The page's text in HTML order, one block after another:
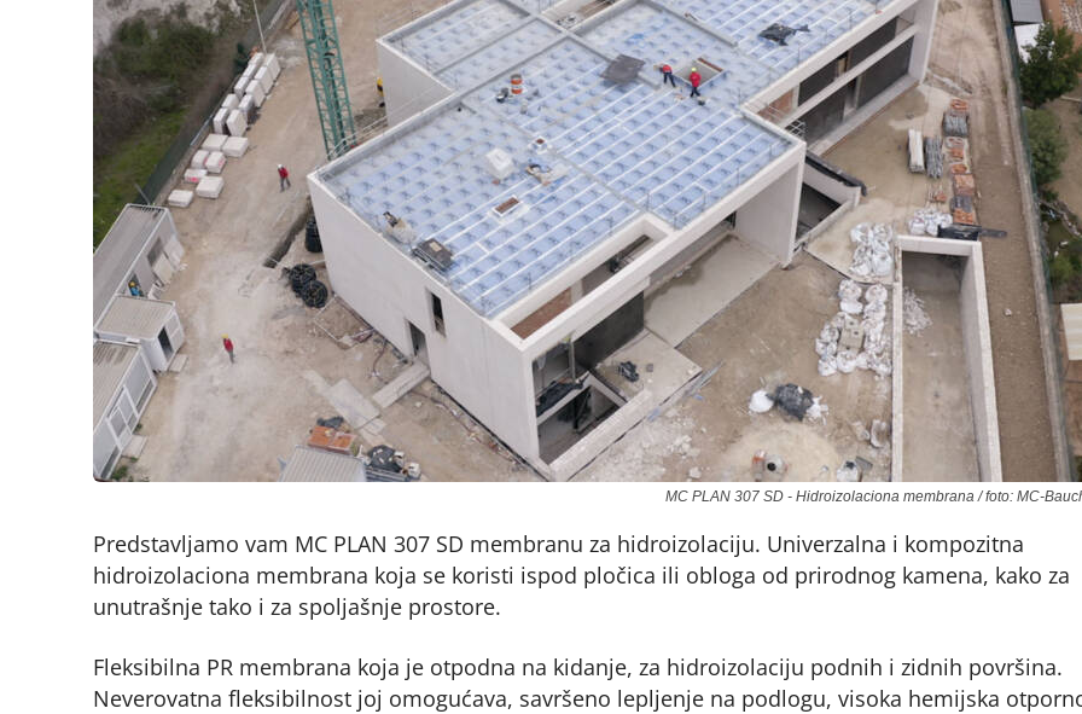
MC PLAN 307 SD - Hidroizolaciona membrana / foto: MC-
Predstavljamo vam MC PLAN 307 SD membranu za hidroizolaciju. Univerzalna i kompozitna
hidroizolaciona membrana koja se koristi ispod pločica ili obloga od prirodnog kamena, kako za
unutrašnje tako i za spoljašnje prostore.
Fleksibilna PR membrana koja je otpodna na kidanje, za hidroizolaciju podnih i zidnih površina.
Neverovatna fleksibilnost joj omogućava, savršeno lepljenje na podlogu, visoka hemijska